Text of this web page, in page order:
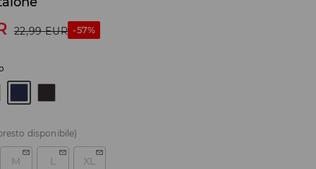
22,99 EUR -57%
disponibile)
M L XL